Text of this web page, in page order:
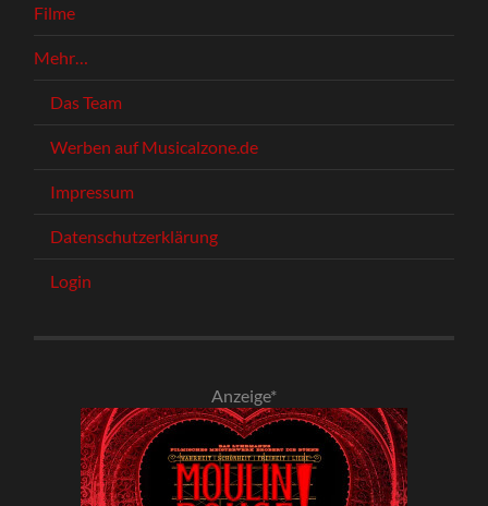
Filme
Mehr…
Das Team
Werben auf Musicalzone.de
Impressum
Datenschutzerklärung
Login
Anzeige*